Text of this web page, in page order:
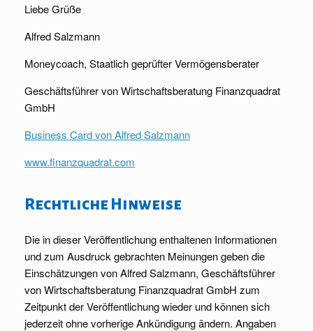
Liebe Grüße
Alfred Salzmann
Moneycoach, Staatlich geprüfter Vermögensberater
Geschäftsführer von Wirtschaftsberatung Finanzquadrat
GmbH
Business Card von Alfred Salzmann
www.finanzquadrat.com
Rechtliche Hinweise
Die in dieser Veröffentlichung enthaltenen Informationen
und zum Ausdruck gebrachten Meinungen geben die
Einschätzungen von Alfred Salzmann, Geschäftsführer
von Wirtschaftsberatung Finanzquadrat GmbH zum
Zeitpunkt der Veröffentlichung wieder und können sich
jederzeit ohne vorherige Ankündigung ändern. Angaben